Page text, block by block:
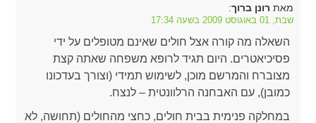
מאת רונן ברוך:
שבת, 01 באוגוסט 2009 בשעה 17:34
השאלה מה קורה אצל חולים שאינם מטופלים על ידי
פסיכיאטרים. היום תגיד לרופא משפחה שאתה קצת
מצוברח והמרשם מוכן, לשימוש תמידי (וצורך בעדכונו
כמובן), עם האבחנה הרלוונטית – לנצח.
במחלקה פנימית בבית חולים, כחצי מהחולים (תחושה, לא